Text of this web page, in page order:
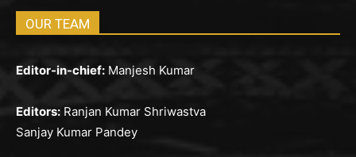
OUR TEAM
Editor-in-chief: Manjesh Kumar
Editors: Ranjan Kumar Shriwastva
Sanjay Kumar Pandey